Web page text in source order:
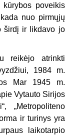
poveikis
nuo pirmųjų
širdį ir likdavo jo
reikėjo atrinkti
1984 m.
Mar 1945 m.
Vytauto Sirijos
„Metropoliteno
ir turinys yra
laikotarpio